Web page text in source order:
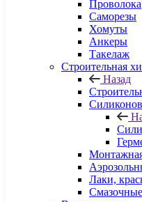
Проволока
Саморезы
Хомуты
Анкеры
Такелаж
Строительная
Назад
Лаки,